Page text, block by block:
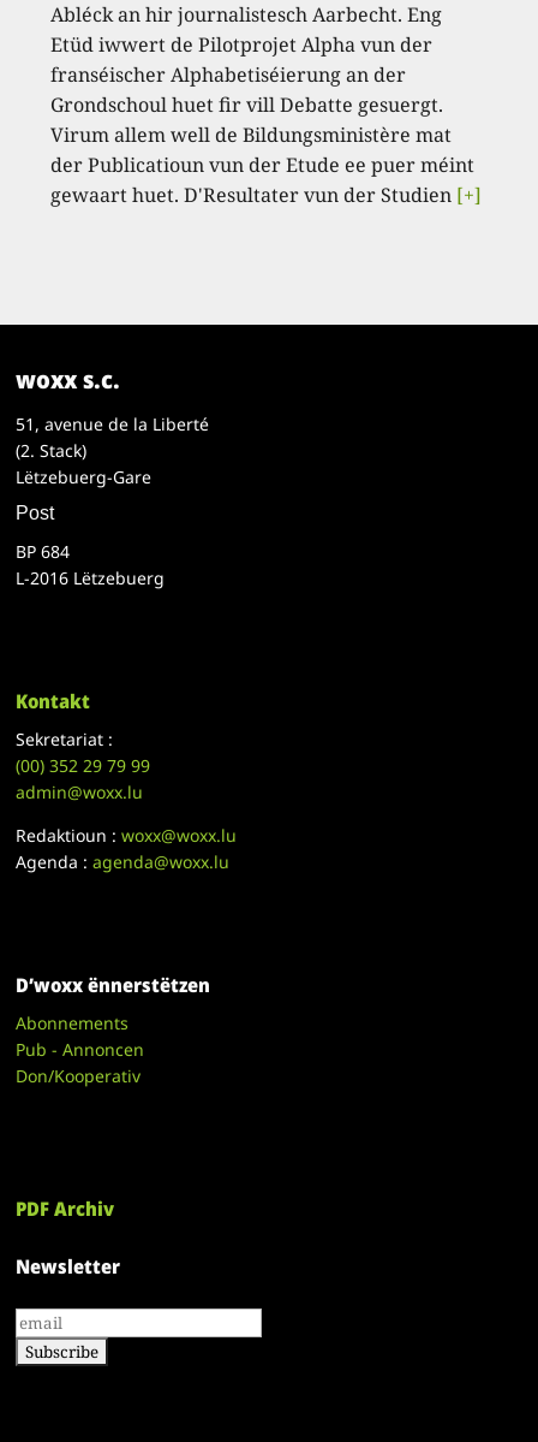
Abléck an hir journalistesch Aarbecht. Eng
Etüd iwwert de Pilotprojet Alpha vun der
franséischer Alphabetiséierung an der
Grondschoul huet fir vill Debatte gesuergt.
Virum allem well de Bildungsministère mat
der Publicatioun vun der Etude ee puer méint
gewaart huet. D'Resultater vun der Studien [+]
woxx s.c.
51, avenue de la Liberté
(2. Stack)
Lëtzebuerg-Gare
Post
BP 684
L-2016 Lëtzebuerg
Kontakt
Sekretariat :
(00)352 29 79 99
admin@woxx.lu
Redaktioun :woxx@woxx.lu
Agenda :agenda@woxx.lu
D’woxx ënnerstëtzen
Abonnements
Pub - Annoncen
Don/Kooperativ
PDF Archiv
Newsletter